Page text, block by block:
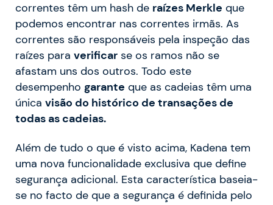
correntes têm um hash de raízes Merkle que
podemos encontrar nas correntes irmãs. As
correntes são responsáveis pela inspeção das
raízes para verificar se os ramos não se
afastam uns dos outros. Todo este
desempenho garante que as cadeias têm uma
única visão do histórico de transações de
todas as cadeias.
Além de tudo o que é visto acima, Kadena tem
uma nova funcionalidade exclusiva que define
segurança adicional. Esta característica baseia-
se no facto de que a segurança é definida pelo